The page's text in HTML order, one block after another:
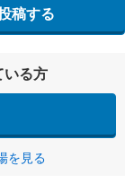
稿する
いる方
を見る